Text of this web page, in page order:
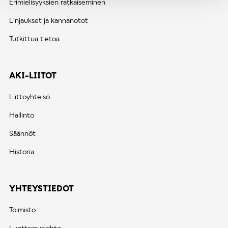
Erimielisyyksien ratkaiseminen
Linjaukset ja kannanotot
Tutkittua tietoa
AKI-LIITOT
Liittoyhteisö
Hallinto
Säännöt
Historia
YHTEYSTIEDOT
Toimisto